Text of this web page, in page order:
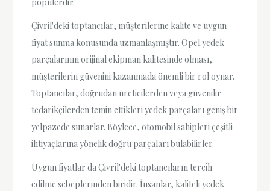
Çivril'deki toptancılar, müşterilerine kalite ve uygun
fiyat sunma konusunda uzmanlaşmıştır. Opel yedek
parçalarının orijinal ekipman kalitesinde olması,
müşterilerin güvenini kazanmada önemli bir rol oynar.
Toptancılar, doğrudan üreticilerden veya güvenilir
tedarikçilerden temin ettikleri yedek parçaları geniş bir
yelpazede sunarlar. Böylece, otomobil sahipleri çeşitli
ihtiyaçlarına yönelik doğru parçaları bulabilirler.
Uygun fiyatlar da Çivril'deki toptancıların tercih
edilme sebeplerinden biridir. İnsanlar, kaliteli yedek